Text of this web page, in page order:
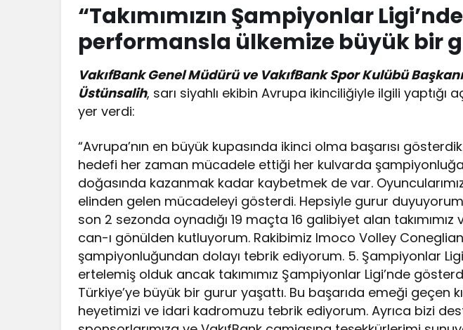
“Takımımızın Şampiyonlar
performansla ülkemize büyük bir
VakıfBank Genel Müdürü ve VakıfBank Spor Kulübü
Üstünsalih, sarı siyahlı ekibin Avrupa ikinciliğiyle ilgili yaptığı
yer verdi:
“Avrupa’nın en büyük kupasında ikinci olma başarısı
hedefi her zaman mücadele ettiği her kulvarda şampiyonluğa
doğasında kazanmak kadar kaybetmek de var.
elinden gelen mücadeleyi gösterdi. Hepsiyle gurur
son 2 sezonda oynadığı 19 maçta 16 galibiyet alan
can-ı gönülden kutluyorum. Rakibimiz Imoco Volley
şampiyonluğundan dolayı tebrik ediyorum. 5. Şampiyonlar
ertelemiş olduk ancak takımımız Şampiyonlar Ligi’nde
Türkiye’ye büyük bir gurur yaşattı. Bu başarıda emeği geçen
heyetimizi ve idari kadromuzu tebrik ediyorum. Ayrıca bizi